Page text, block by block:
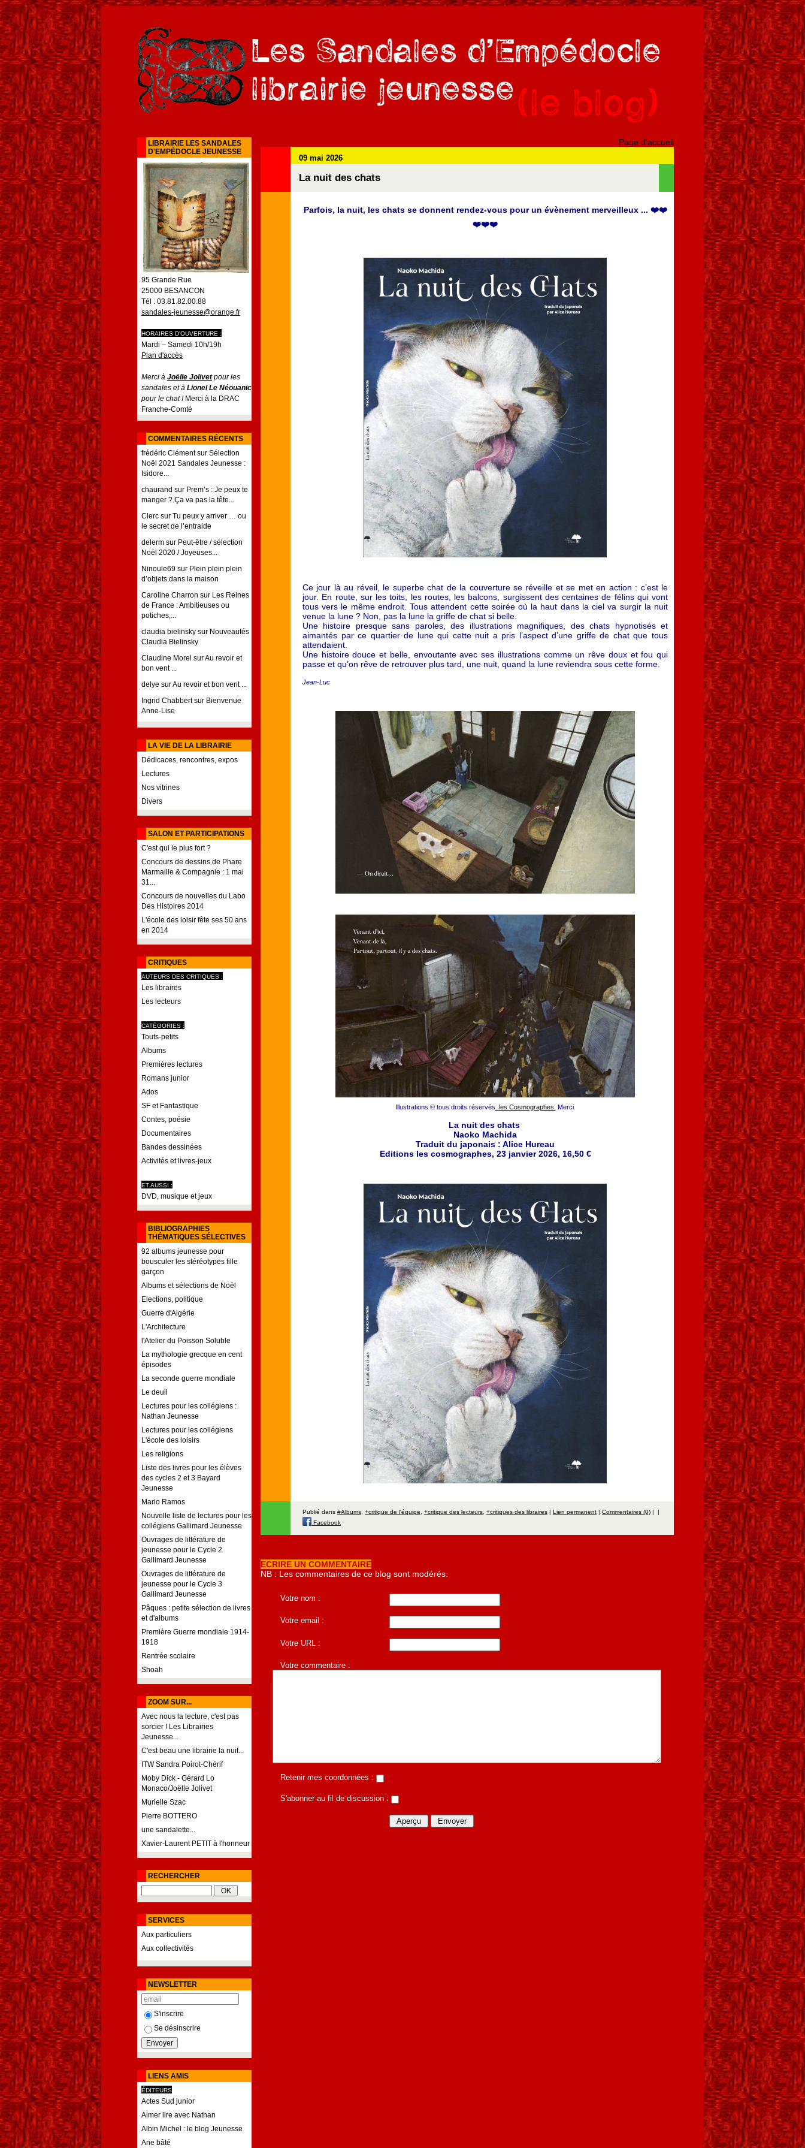
LIBRAIRIE LES SANDALES
D'EMPÉDOCLE JEUNESSE
95 Grande Rue
25000 BESANCON
Tél : 03.81.82.00.88
sandales-jeunesse@orange.fr
HORAIRES D'OUVERTURE :
Mardi – Samedi 10h/19h
Plan d'accès
Merci à Joëlle Jolivetpour les
sandales et à Lionel Le Néouanic
pour le chat !Merci à la DRAC
Franche-Comté
COMMENTAIRES RÉCENTS
frédéric Clémentsur Sélection
Noël 2021 Sandales Jeunesse :
Isidore...
chaurand sur Prem’s : Je peux te
manger ? Ça va pas la tête...
Clerc sur Tu peux y arriver … ou
le secret de l’entraide
delerm sur Peut-être / sélection
Noël 2020 / Joyeuses...
Ninoule69 sur Plein plein plein
d’objets dans la maison
Caroline Charron sur Les Reines
de France : Ambitieuses ou
potiches,...
claudia bielinsky sur Nouveautés
Claudia Bielinsky
Claudine Morel surAu revoir et
bon vent ...
delye surAu revoir et bon vent ...
Ingrid Chabbertsur Bienvenue
Anne-Lise
LA VIE DE LA LIBRAIRIE
Dédicaces, rencontres, expos
Lectures
Nos vitrines
Divers
SALON ET PARTICIPATIONS
C'est qui le plus fort ?
Concours de dessins de Phare
Marmaille & Compagnie : 1 mai
31...
Concours de nouvelles du Labo
Des Histoires 2014
L'école des loisir fête ses 50 ans
en 2014
CRITIQUES
AUTEURS DES CRITIQUES :
Les libraires
Les lecteurs
CATÉGORIES :
Touts-petits
Albums
Premières lectures
Romans junior
Ados
SF et Fantastique
Contes, poésie
Documentaires
Bandes dessinées
Activités et livres-jeux
ET AUSSI :
DVD, musique et jeux
BIBLIOGRAPHIES
THÉMATIQUES SÉLECTIVES
92 albums jeunesse pour
bousculer les stéréotypes fille
garçon
Albums et sélections de Noël
Elections, politique
Guerre d'Algérie
L'Architecture
l'Atelier du Poisson Soluble
La mythologie grecque en cent
épisodes
La seconde guerre mondiale
Le deuil
Lectures pour les collégiens :
Nathan Jeunesse
Lectures pour les collégiens
L'école des loisirs
Les religions
Liste des livres pour les élèves
des cycles 2 et 3 Bayard
Jeunesse
Mario Ramos
Nouvelle liste de lectures pour les
collégiens Gallimard Jeunesse
Ouvrages de littérature de
jeunesse pour le Cycle 2
Gallimard Jeunesse
Ouvrages de littérature de
jeunesse pour le Cycle 3
Gallimard Jeunesse
Pâques : petite sélection de livres
et d'albums
Première Guerre mondiale 1914-
1918
Rentrée scolaire
Shoah
ZOOM SUR...
Avec nous la lecture, c'est pas
sorcier ! Les Librairies
Jeunesse...
C'est beau une librairie la nuit...
ITW Sandra Poirot-Chérif
Moby Dick - Gérard Lo
Monaco/Joëlle Jolivet
Murielle Szac
Pierre BOTTERO
une sandalette...
Xavier-Laurent PETIT à l'honneur
RECHERCHER
SERVICES
Aux particuliers
Aux collectivités
NEWSLETTER
S'inscrire
Se désinscrire
LIENS AMIS
ÉDITEURS
Actes Sud junior
Aimer lire avec Nathan
Albin Michel : le blog Jeunesse
Ane bâté
Page d'accueil
09 mai 2026
La nuit des chats
Parfois, la nuit, les chats se donnent rendez-vous pour un évènement merveilleux ... ❤️❤️
❤️❤️❤️
Ce jour là au réveil, le superbe chat de la couverture se réveille et se met en action : c’est le
jour. En route, sur les toits, les routes, les balcons, surgissent des centaines de félins qui vont
tous vers le même endroit. Tous attendent cette soirée où la haut dans la ciel va surgir la nuit
venue la lune ? Non, pas la lune la griffe de chat si belle.
Une histoire presque sans paroles, des illustrations magnifiques, des chats hypnotisés et
aimantés par ce quartier de lune qui cette nuit a pris l’aspect d’une griffe de chat que tous
attendaient.
Une histoire douce et belle, envoutante avec ses illustrations comme un rêve doux et fou qui
passe et qu’on rêve de retrouver plus tard, une nuit, quand la lune reviendra sous cette forme.
Jean-Luc
Illustrations © tous droits réservés . les Cosmographes. Merci
La nuit des chats
Naoko Machida
Traduit du japonais : Alice Hureau
Editions les cosmographes, 23 janvier 2026, 16,50 €
Publié dans #Albums +critique de l'équipe +critique des lecteurs +critiques des libraires | Lien permanent | Commentaires (0) |
|
Facebook
ECRIRE UN COMMENTAIRE
NB : Les commentaires de ce blog sont modérés.
Votre nom :
Votre email :
Votre URL :
Votre commentaire :
Retenir mes coordonnées :
S'abonner au fil de discussion :